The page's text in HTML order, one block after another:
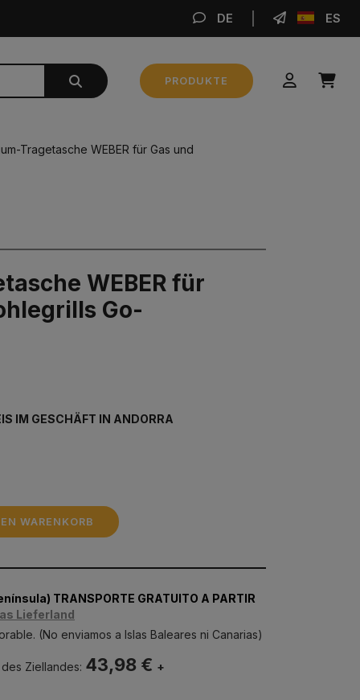
DE ES
PRODUKTE
Tragetasche WEBER für Gas und
WEBER für
Go-
IM GESCHÄFT IN ANDORRA
WARENKORB
TRANSPORTE GRATUITO A PARTIR
Lieferland
(No enviamos a Islas Baleares ni Canarias)
Ziellandes: 43,98 € +